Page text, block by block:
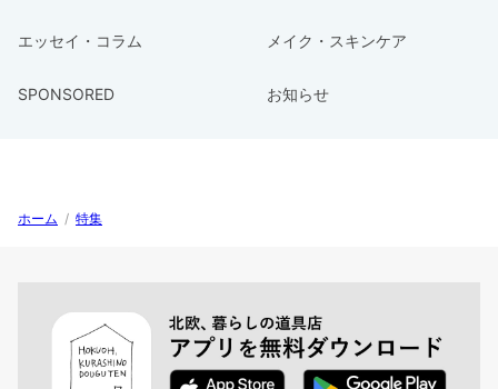
エッセイ・コラム メイク・スキンケア
SPONSORED お知らせ
ホーム / 特集